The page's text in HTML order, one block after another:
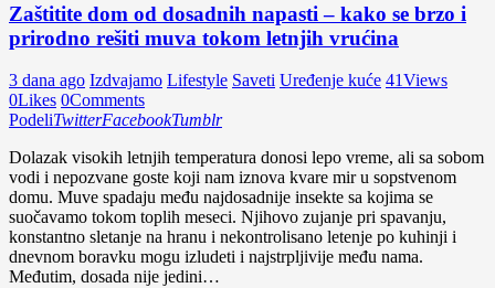
Zaštitite dom od dosadnih napasti – kako se brzo i
prirodno rešiti muva tokom letnjih vrućina
3 dana ago Izdvajamo Lifestyle Saveti Uređenje kuće 41Views
0Likes 0Comments
PodeliTwitterFacebookTumblr
Dolazak visokih letnjih temperatura donosi lepo vreme, ali sa sobom
vodi i nepozvane goste koji nam iznova kvare mir u sopstvenom
domu. Muve spadaju među najdosadnije insekte sa kojima se
suočavamo tokom toplih meseci. Njihovo zujanje pri spavanju,
konstantno sletanje na hranu i nekontrolisano letenje po kuhinji i
dnevnom boravku mogu izludeti i najstrpljivije među nama.
Međutim, dosada nije jedini…